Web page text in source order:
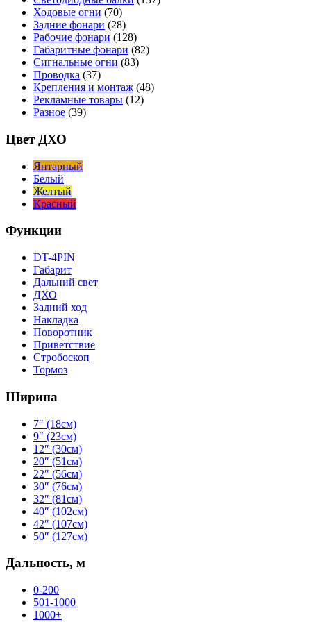
Ходовые огни (70)
Задние фонари (28)
Рабочие фонари (128)
Габаритные фонари (82)
Сигнальные огни (83)
Проводка (37)
Крепления и монтаж (48)
Рекламные товары (12)
Разное (39)
Цвет ДХО
Янтарный
Белый
Желтый
Красный
Функции
DT-4PIN
Габарит
Дальний свет
ДХО
Задний ход
Накладка
Поворотник
Приветствие
Стробоскоп
Тормоз
Ширина
7″ (18см)
9″ (23см)
12″ (30см)
20″ (51см)
22″ (56см)
30″ (76см)
32″ (81см)
40″ (102см)
42″ (107см)
50″ (127см)
Дальность, м
0-200
501-1000
1000+